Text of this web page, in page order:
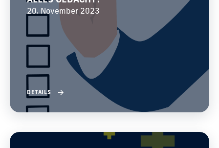
20. November 2023
DETAILS